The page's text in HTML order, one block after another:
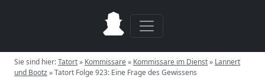
Sie sind hier:Tatort» Kommissare» Kommissare im Dienst» Lannert
und Bootz»Tatort Folge 923: Eine Frage des Gewissens